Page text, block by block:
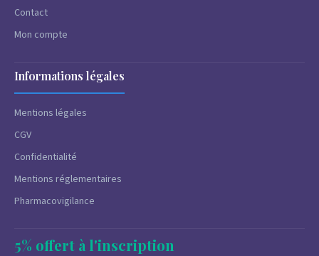
Contact
Mon compte
Informations légales
Mentions légales
CGV
Confidentialité
Mentions réglementaires
Pharmacovigilance
5% offert à l'inscription